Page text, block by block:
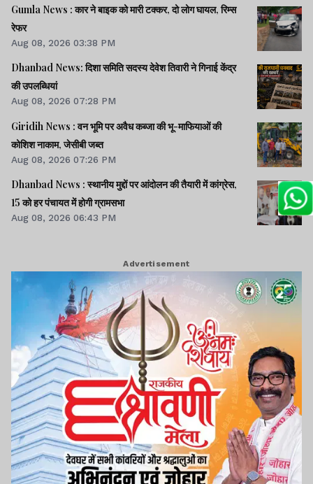
Gumla News : कार ने बाइक को मारी टक्कर, दो लोग घायल, रिम्स
रेफर
Aug 08, 2026 03:38 PM
Dhanbad News: दिशा समिति सदस्य देवेश तिवारी ने गिनाई केंद्र
की उपलब्धियां
Aug 08, 2026 07:28 PM
Giridih News : वन भूमि पर अवैध कब्जा की भू-माफियाओं की
कोशिश नाकाम, जेसीबी जब्त
Aug 08, 2026 07:26 PM
Dhanbad News : स्थानीय मुद्दों पर आंदोलन की तैयारी में कांग्रेस,
15 को हर पंचायत में होगी ग्रामसभा
Aug 08, 2026 06:43 PM
Advertisement